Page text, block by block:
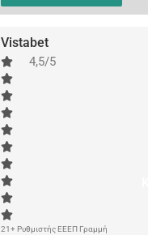
Vistabet
4,5/5
21+ Ρυθμιστής ΕΕΕΠ Γραμμή